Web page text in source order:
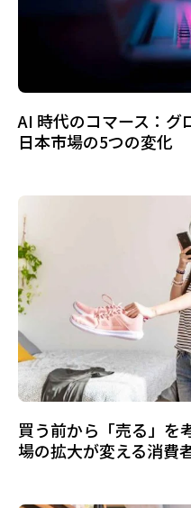
AI 時代のコマース：グ
日本市場の5つの変化
買う前から「売る」を
場の拡大が変える消費